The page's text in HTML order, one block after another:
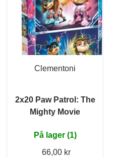
Clementoni
2x20 Paw Patrol: The
Mighty Movie
På lager (1)
66,00 kr